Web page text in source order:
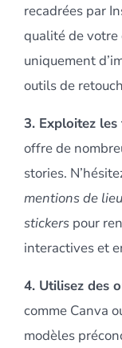
recadrées par
qualité de votre
uniquement
outils de
3. Exploitez
offre de
stories.
mentions de lieu
stickerspour
interactives et
4. Utilisez des
comme Canva
modèles